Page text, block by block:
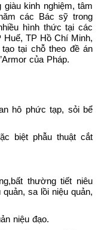
kinh nghiệm, tâm
các Bác sỹ trong
hình thức tại các
Huế, TP Hồ Chí Minh,
tại chỗ theo đề án
của Pháp.
hô phức tạp, sỏi bể
biệt phẫu thuật cắt
thường tiết niêu
sa lồi niệu quản,
niệu đạo.